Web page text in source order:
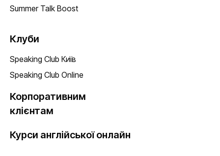
Summer Talk Boost
Клуби
Speaking Club Київ
Speaking Club Online
Корпоративним
клієнтам
Курси англійської онлайн